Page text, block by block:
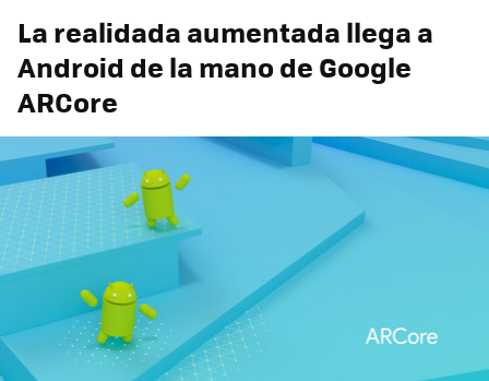
La realidada aumentada llega a
Android de la mano de Google
ARCore